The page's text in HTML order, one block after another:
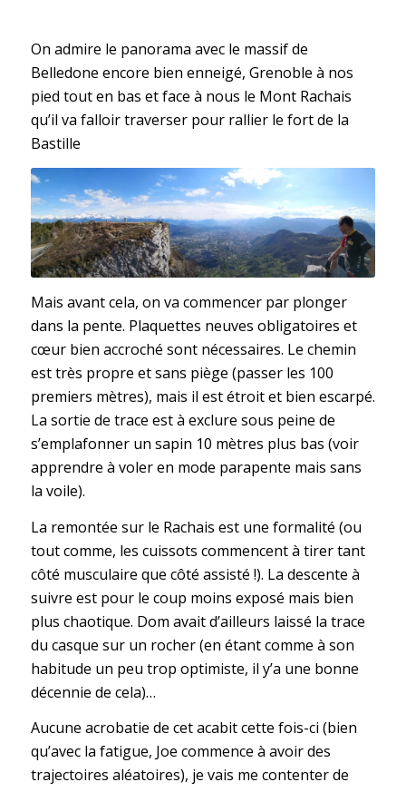
On admire le panorama avec le massif de
Belledone encore bien enneigé, Grenoble à nos
pied tout en bas et face à nous le Mont Rachais
qu’il va falloir traverser pour rallier le fort de la
Bastille
Mais avant cela, on va commencer par plonger
dans la pente. Plaquettes neuves obligatoires et
cœur bien accroché sont nécessaires. Le chemin
est très propre et sans piège (passer les 100
premiers mètres), mais il est étroit et bien escarpé.
La sortie de trace est à exclure sous peine de
s’emplafonner un sapin 10 mètres plus bas (voir
apprendre à voler en mode parapente mais sans
la voile).
La remontée sur le Rachais est une formalité (ou
tout comme, les cuissots commencent à tirer tant
côté musculaire que côté assisté !). La descente à
suivre est pour le coup moins exposé mais bien
plus chaotique. Dom avait d’ailleurs laissé la trace
du casque sur un rocher (en étant comme à son
habitude un peu trop optimiste, il y’a une bonne
décennie de cela)…
Aucune acrobatie de cet acabit cette fois-ci (bien
qu’avec la fatigue, Joe commence à avoir des
trajectoires aléatoires), je vais me contenter de